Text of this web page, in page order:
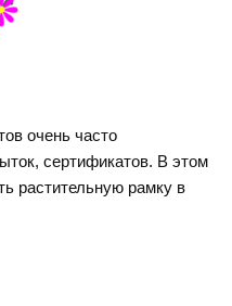
очень часто
сертификатов. В этом
растительную рамку в